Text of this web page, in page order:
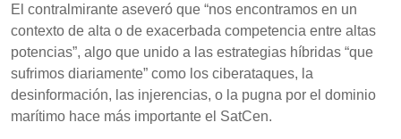
El contralmirante aseveró que “nos encontramos en un
contexto de alta o de exacerbada competencia entre altas
potencias”, algo que unido a las estrategias híbridas “que
sufrimos diariamente” como los ciberataques, la
desinformación, las injerencias, o la pugna por el dominio
marítimo hace más importante el SatCen.